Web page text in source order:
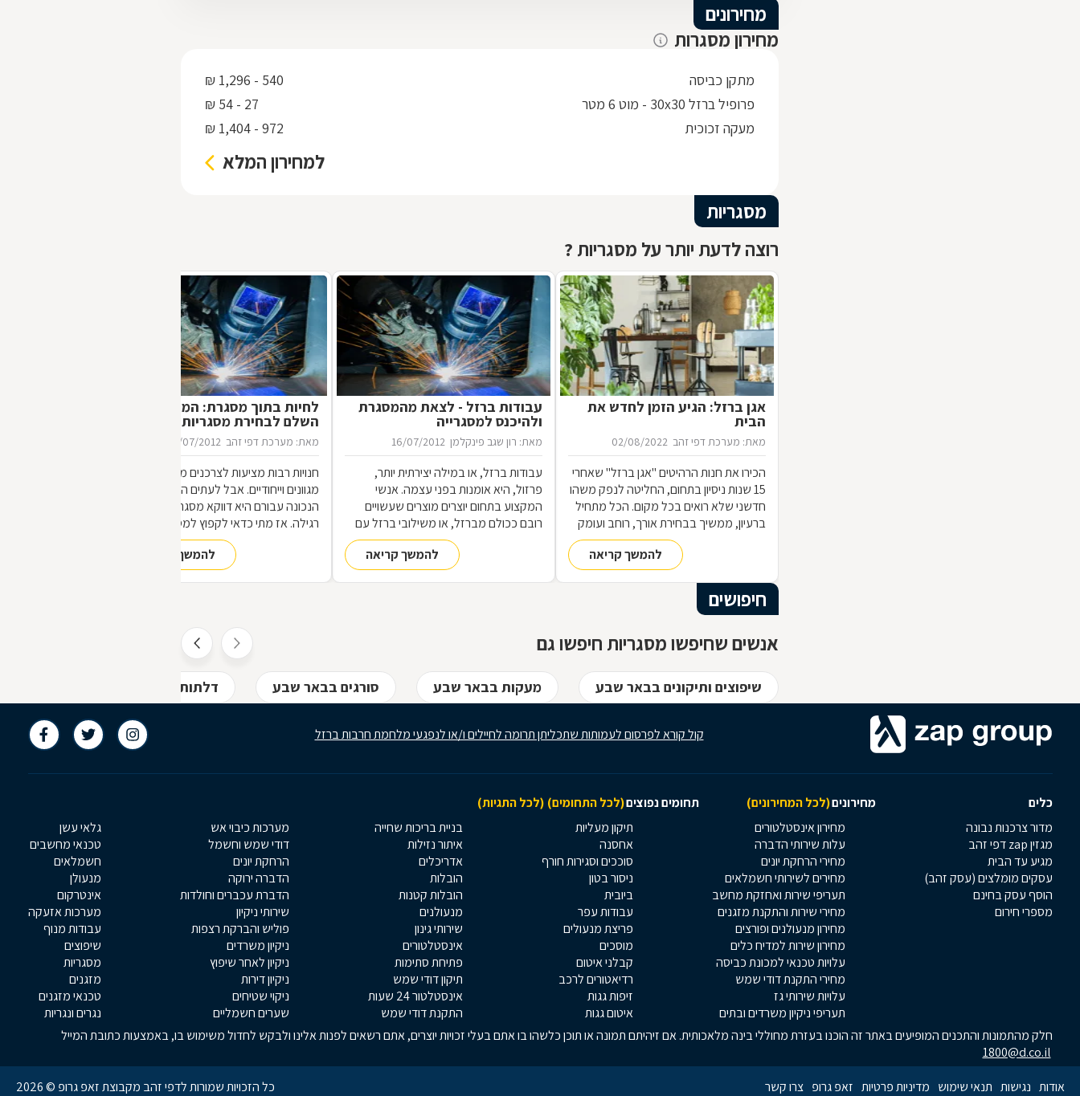
מחירונים
מחירון מסגרות
מתקן כביסה
540 - 1,296 ₪
פרופיל ברזל 30x30 - מוט 6 מטר
27 - 54 ₪
מעקה זכוכית
972 - 1,404 ₪
למחירון המלא
מסגריות
רוצה לדעת יותר על מסגריות ?
אגן ברזל: הגיע הזמן לחדש את
הבית
מאת: מערכת דפי זהב 02/08/2022
הכירו את חנות הרהיטים ''אגן ברזל'' שאחרי
15 שנות ניסיון בתחום, החליטה לנפק משהו
חדשני שלא רואים בכל מקום. הכל מתחיל
ברעיון, ממשיך בבחירת אורך, רוחב ועומק
הרהיט שלכם, ממשיך בייצור מקורי ממיטב
חומרי הגלם ומסתיים ביצירת הפתרון
המרשים והמעשי ביותר עבורכם
להמשך קריאה
עבודות ברזל - לצאת מהמסגרת
ולהיכנס למסגרייה
מאת: רון שגב פינקלמן 16/07/2012
עבודות ברזל, או במילה יצירתית יותר,
פרזול, היא אומנות בפני עצמה. אנשי
המקצוע בתחום יוצרים מוצרים שעשויים
רובם ככולם מברזל, או משילובי ברזל עם
חומרים אחרים, וזאת במגוון רחב של
תחומים: ריהוט, מוצרי נוי, סורגים, שערים
ועוד-ועוד. על אף היותו חומר גס ומחוספס,
להמשך קריאה
לחיות בתוך מסגרת: המדריך
השלם לבחירת מסגריות
מאת: מערכת דפי זהב 16/07/2012
חנויות רבות מציעות לצרכנים מוצרי מתכת
מגוונים וייחודיים. אבל לעתים הכתובת
הנכונה עבורם היא דווקא מסגריה ולא חנות
רגילה. אז מתי כדאי לקפוץ למסגריה ומה
הופך אותה לראויה?
להמשך קריאה
חיפושים
אנשים שחיפשו מסגריות חיפשו גם
שיפוצים ותיקונים בבאר שבע מעקות בבאר שבע סורגים בבאר שבע דלתות ודלתות ביטחון בבאר שבע
קול קורא לפרסום לעמותות שתכליתן תרומה לחיילים ו/או לנפגעי מלחמת חרבות ברזל
כלים מחירונים(לכל המחירונים) תחומים נפוצים(לכל התחומים) (לכל התגיות)
מדור צרכנות נבונה
מגזין zap דפי זהב
מגיע עד הבית
עסקים מומלצים (עסק זהב)
הוסף עסק בחינם
מספרי חירום
מחירון אינסטלטורים
עלות שירותי הדברה
מחירי הרחקת יונים
מחירים לשירותי חשמלאים
תעריפי שירות ואחזקת מחשב
מחירי שירות והתקנת מזגנים
מחירון מנעולנים ופורצים
מחירון שירות למדיח כלים
עלויות טכנאי למכונת כביסה
מחירי התקנת דודי שמש
עלויות שירותי גז
תעריפי ניקיון משרדים ובתים
תיקון מעליות
אחסנה
סוככים וסגירות חורף
ניסור בטון
ביובית
עבודות עפר
פריצת מנעולים
מוסכים
קבלני איטום
רדיאטורים לרכב
זיפות גגות
איטום גגות
בניית בריכות שחייה
איתור נזילות
אדריכלים
הובלות
הובלות קטנות
מנעולנים
שירותי גינון
אינסטלטורים
פתיחת סתימות
תיקון דודי שמש
אינסטלטור 24 שעות
התקנת דודי שמש
מערכות כיבוי אש
דודי שמש וחשמל
הרחקת יונים
הדברה ירוקה
הדברת עכברים וחולדות
שירותי ניקיון
פוליש והברקת רצפות
ניקיון משרדים
ניקיון לאחר שיפוץ
ניקיון דירות
ניקוי שטיחים
שערים חשמליים
גלאי עשן
טכנאי מחשבים
חשמלאים
מנעולן
אינטרקום
מערכות אזעקה
עבודות מנוף
שיפוצים
מסגריות
מזגנים
טכנאי מזגנים
נגרים ונגריות
חלק מהתמונות והתכנים המופיעים באתר זה הוכנו בעזרת מחוללי בינה מלאכותית. אם זיהיתם תמונה או תוכן כלשהו בו אתם בעלי זכויות יוצרים, אתם רשאים לפנות אלינו ולבקש לחדול משימוש בו, באמצעות כתובת המייל
1800@d.co.il
אודות נגישות תנאי שימוש מדיניות פרטיות זאפ גרופ צרו קשר כל הזכויות שמורות לדפי זהב מקבוצת זאפ גרופ © 2026